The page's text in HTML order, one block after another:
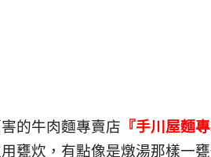
的牛肉麵專賣店 『手川屋麵專
甕炊，有點像是燉湯那樣一